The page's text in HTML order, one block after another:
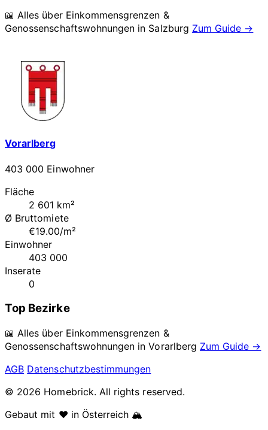
📖 Alles über Einkommensgrenzen &
Genossenschaftswohnungen in Salzburg Zum Guide →
Vorarlberg
403 000 Einwohner
Fläche
2 601 km²
Ø Bruttomiete
€19.00/m²
Einwohner
403 000
Inserate
0
Top Bezirke
📖 Alles über Einkommensgrenzen &
Genossenschaftswohnungen inVorarlberg Zum Guide →
AGB Datenschutzbestimmungen
© 2026 Homebrick. All rights reserved.
Gebaut mit ❤️ in Österreich 🏔️